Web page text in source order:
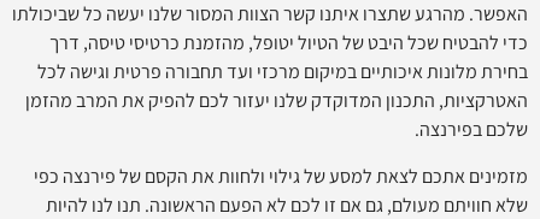
האפשר. מהרגע שתצרו איתנו קשר הצוות המסור שלנו יעשה כל שביכולתו
כדי להבטיח שכל היבט של הטיול יטופל, מהזמנת כרטיסי טיסה, דרך
בחירת מלונות איכותיים במיקום מרכזי ועד תחבורה פרטית וגישה לכל
האטרקציות, התכנון המדוקדק שלנו יעזור לכם להפיק את המרב מהזמן
שלכם בפירנצה.
מזמינים אתכם לצאת למסע של גילוי ולחוות את הקסם של פירנצה כפי
שלא חוויתם מעולם, גם אם זו לכם לא הפעם הראשונה. תנו לנו להיות